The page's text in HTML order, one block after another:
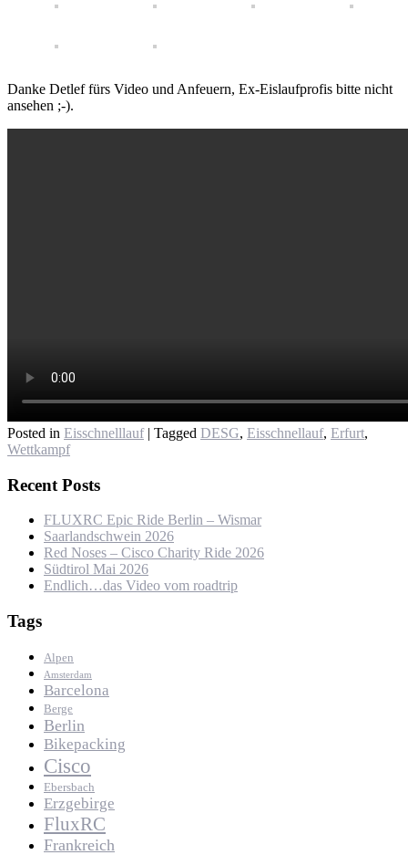
Danke Detlef fürs Video und Anfeuern, Ex-Eislaufprofis bitte nicht
ansehen ;-).
Posted in Eisschnelllauf | Tagged DESG, Eisschnellauf, Erfurt,
Wettkampf
Recent Posts
FLUXRC Epic Ride Berlin – Wismar
Saarlandschwein 2026
Red Noses – Cisco Charity Ride 2026
Südtirol Mai 2026
Endlich…das Video vom roadtrip
Tags
Alpen
Amsterdam
Barcelona
Berge
Berlin
Bikepacking
Cisco
Ebersbach
Erzgebirge
FluxRC
Frankreich